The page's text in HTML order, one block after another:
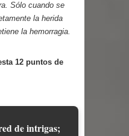
Sólo cuando se
la herida
la hemorragia.
12 puntos de
de intrigas;